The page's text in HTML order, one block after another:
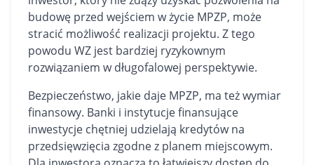
budowę przed wejściem w życie MPZP, może
stracić możliwość realizacji projektu. Z tego
powodu WZ jest bardziej ryzykownym
rozwiązaniem w długofalowej perspektywie.
Bezpieczeństwo, jakie daje MPZP, ma też wymiar
finansowy. Banki i instytucje finansujące
inwestycje chętniej udzielają kredytów na
przedsięwzięcia zgodne z planem miejscowym.